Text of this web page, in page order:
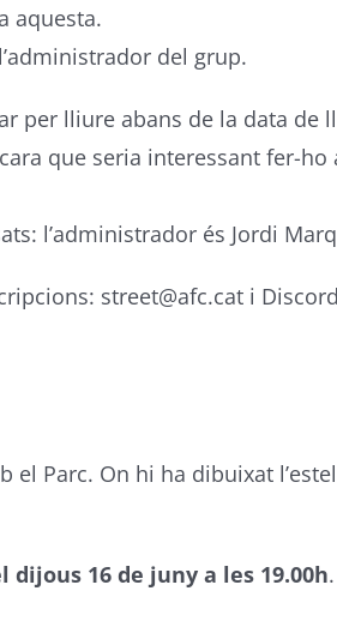
aquesta.
del grup.
per lliure abans de la data de
que seria interessant fer-ho
l’administrador és Jordi
street@afc.cat i
el Parc. On hi ha dibuixat
dijous 16 de juny a les 19.00h